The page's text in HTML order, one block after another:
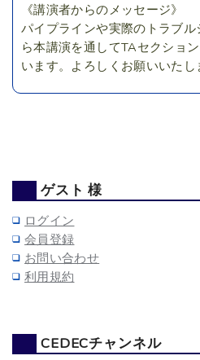
《講演者からのメッセージ》
パイプラインや実際のトラブ
ら本講演を通してTAセクショ
います。よろしくお願いいたし
ゲスト 様
ログイン
会員登録
お問い合わせ
利用規約
CEDECチャンネル